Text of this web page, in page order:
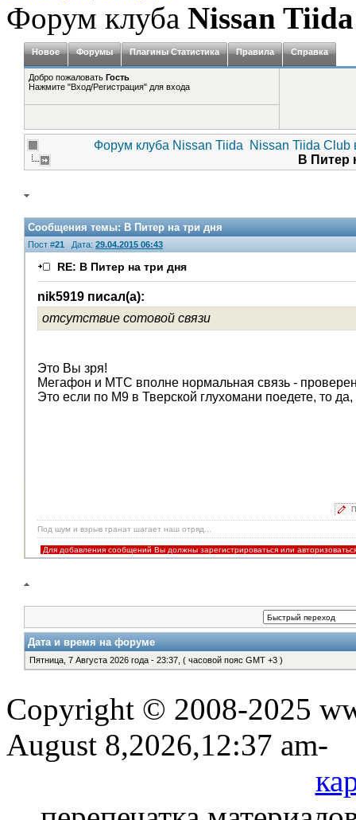
Форум клуба Nissan Tiida
Новое Форумы Плагины Статистика Правила Справка
Добро пожаловать Гость
Нажмите "Вход/Регистрация" для входа
Форум клуба Nissan Tiida
Nissan Tiida Club
В Питер
Сообщения темы:В Питер на три дня
Пост #21 Дата: 29.04.2015 06:43
RE: В Питер на три дня
nik5919 писал(а):
отсутствие сотовой связи
Это Вы зря!
Мегафон и МТС вполне нормальная связь -
Это если по М9 в Тверской глухомани поедете, то
Под шум и взрыв гранат шагает наш отряд...
Для добавления сообщений Вы должны зарегистрироваться или
Дата и время на форуме
Пятница, 7 Августа 2026 года - 23:37, ( часовой пояс GMT +3 )
Copyright © 2008-2025
August 8,2026,12:37 am-